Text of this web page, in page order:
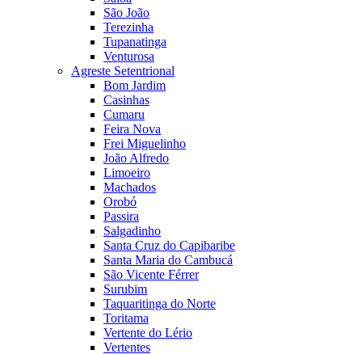
São João
Terezinha
Tupanatinga
Venturosa
Agreste Setentrional
Bom Jardim
Casinhas
Cumaru
Feira Nova
Frei Miguelinho
João Alfredo
Limoeiro
Machados
Orobó
Passira
Salgadinho
Santa Cruz do Capibaribe
Santa Maria do Cambucá
São Vicente Férrer
Surubim
Taquaritinga do Norte
Toritama
Vertente do Lério
Vertentes